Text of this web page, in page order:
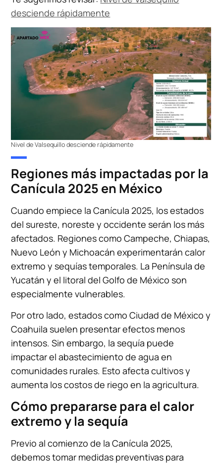
desciende rápidamente
Nivel de Valsequillo desciende rápidamente
Regiones más impactadas por la
Canícula 2025 en México
Cuando empiece la Canícula 2025, los estados
del sureste, noreste y occidente serán los más
afectados. Regiones como Campeche, Chiapas,
Nuevo León y Michoacán experimentarán calor
extremo y sequías temporales. La Península de
Yucatán y el litoral del Golfo de México son
especialmente vulnerables.
Por otro lado, estados como Ciudad de México y
Coahuila suelen presentar efectos menos
intensos. Sin embargo, la sequía puede
impactar el abastecimiento de agua en
comunidades rurales. Esto afecta cultivos y
aumenta los costos de riego en la agricultura.
Cómo prepararse para el calor
extremo y la sequía
Previo al comienzo de la Canícula 2025,
debemos tomar medidas preventivas para